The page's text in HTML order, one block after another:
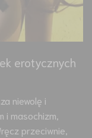
erotycznych
niewolę i
i masochizm,
przeciwnie,